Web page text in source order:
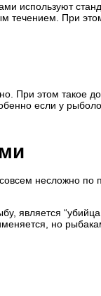
используют
течением. При
При этом такое
если у
несложно по
является
но